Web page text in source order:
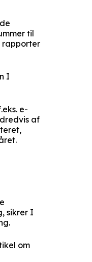
til
rapporter
I
e-
af
sikrer I
om